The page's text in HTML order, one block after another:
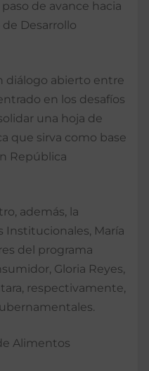
de avance hacia
Desarrollo
diálogo abierto entre
en los desafíos
una hoja de
que sirva como base
República
además, la
Institucionales, María
del programa
Gloria Reyes,
respectivamente,
Alimentos